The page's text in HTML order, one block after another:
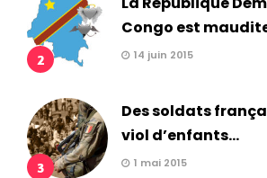
2
Congo est
14 juin 2015
3
Des soldats
viol d’enfants...
1 mai 2015